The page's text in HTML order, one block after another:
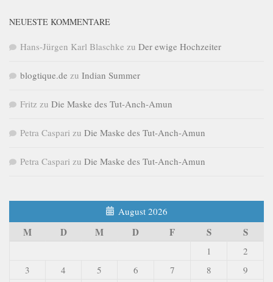
NEUESTE KOMMENTARE
Hans-Jürgen Karl Blaschke zu Der ewige Hochzeiter
blogtique.de zu Indian Summer
Fritz zu Die Maske des Tut-Anch-Amun
Petra Caspari zu Die Maske des Tut-Anch-Amun
Petra Caspari zu Die Maske des Tut-Anch-Amun
August 2026
M D M D F S S
1
2
3
4 5 6 7 8
9